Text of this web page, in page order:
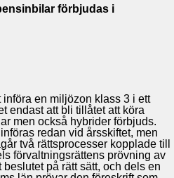
förbjudas i
en miljözon klass 3 i ett
endast att bli tillåtet att köra
men också hybrider förbjuds.
redan vid årsskiftet, men
två rättsprocesser kopplade till
förvaltningsrättens prövning av
på rätt sätt, och dels en